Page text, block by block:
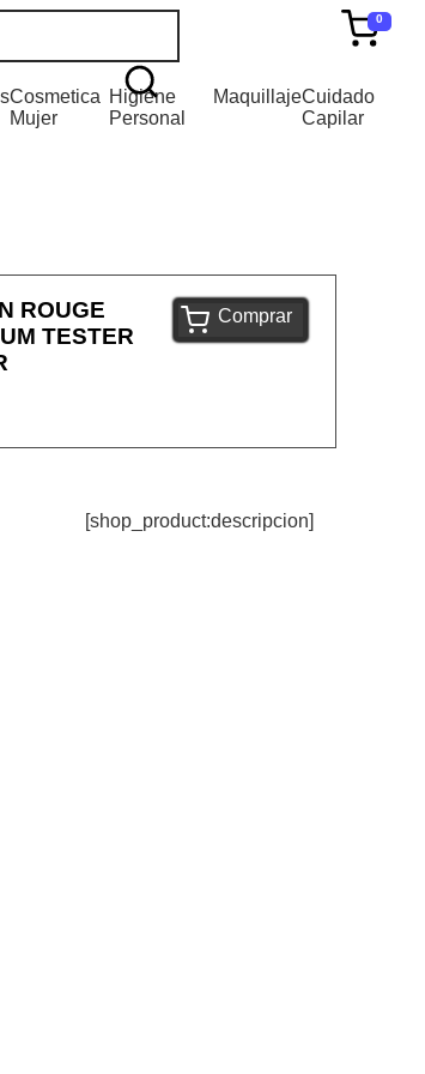
0
Cosmetica
Mujer
Higiene
Personal
MaquillajeCuidado
Capilar
ROUGE
TESTER
Comprar
[shop_product:descripcion]